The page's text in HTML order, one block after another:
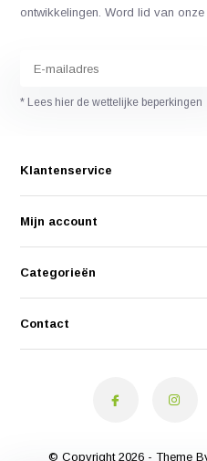
ontwikkelingen. Word lid van
* Lees hier de wettelijke beperkingen
Klantenservice
Mijn account
Categorieën
Contact
© Copyright 2026 - Theme